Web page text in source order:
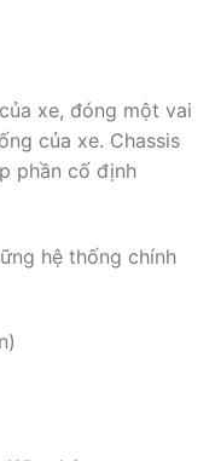
xe, đóng một vai
của xe. Chassis
phần cố định
hệ thống chính